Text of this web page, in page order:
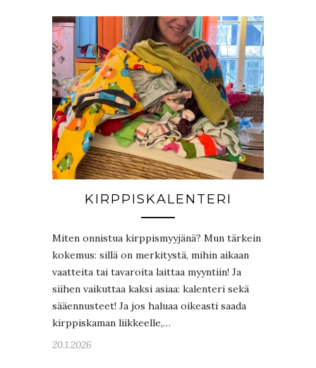
KIRPPISKALENTERI
Miten onnistua kirppismyyjänä? Mun tärkein
kokemus: sillä on merkitystä, mihin aikaan
vaatteita tai tavaroita laittaa myyntiin! Ja
siihen vaikuttaa kaksi asiaa: kalenteri sekä
sääennusteet! Ja jos haluaa oikeasti saada
kirppiskaman liikkeelle,…
20.1.2026